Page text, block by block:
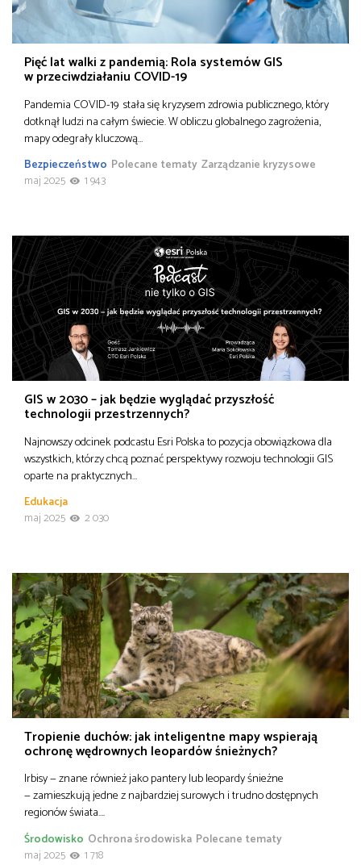
Pięć lat walki z pandemią: Rola systemów GIS
w przeciwdziałaniu COVID-19
Pandemia COVID-19 stała się kryzysem zdrowia publicznego, który
dotknął ludzi na całym świecie. W obliczu globalnego zagrożenia,
mapy odegrały kluczową…
Bezpieczeństwo Polecane tematy Zarządzanie kryzysowe
maj 2025
1 943
GIS w 2030 – jak będzie wyglądać przyszłość
technologii przestrzennych?
Najnowszy odcinek podcastu Esri Polska to pozycja obowiązkowa dla
wszystkich, którzy chcą poznać perspektywy rozwoju technologii GIS
oparte na praktycznych…
Edukacja
maj 2025
2 030
Tropienie duchów: jak inteligentne mapy wspierają
ochronę wędrownych leopardów śnieżnych?
Irbisy — znane również jako pantery lub leopardy śnieżne
— zamieszkują jedne z najbardziej surowych i trudno dostępnych
regionów świata….
Ochrona środowiska Polecane tematy
Środowisko
maj 2025
1 718